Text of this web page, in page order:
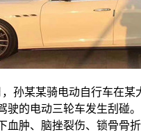
，孙某某骑电动自行车在某
驶的电动三轮车发生刮碰
血肿、脑挫裂伤、锁骨骨